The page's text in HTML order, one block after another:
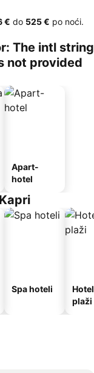
€ do ‎525 € po noći.
The intl string
not provided
Apart-
hotel
Spa hoteli
plaži